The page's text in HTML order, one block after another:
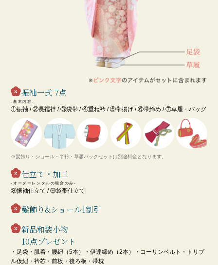
振袖一式 7点
-基本内容-
①振袖 / ②長襦袢 / ③袋帯 / ④重ね衿 / ⑤帯揚げ / ⑥帯締め / ⑦草履・バッグ
※髪飾り・ショール・半衿・草履パックセットは別途料金となります。
仕立て・加工
-オーダーレンタルの場合のみ-
⑧振袖仕立て / ⑨袋帯仕立て
髪飾り&ショール1割引
新品和装小物
10点プレゼント
・足袋・肌着・腰紐（5本）・伊達締め（2本）・コーリンベルト・トリプ
ル仮紐・衿芯・前板・後ろ板・帯枕